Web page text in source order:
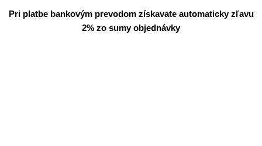
Pri platbe bankovým prevodom získavate automaticky zľavu
2% zo sumy objednávky